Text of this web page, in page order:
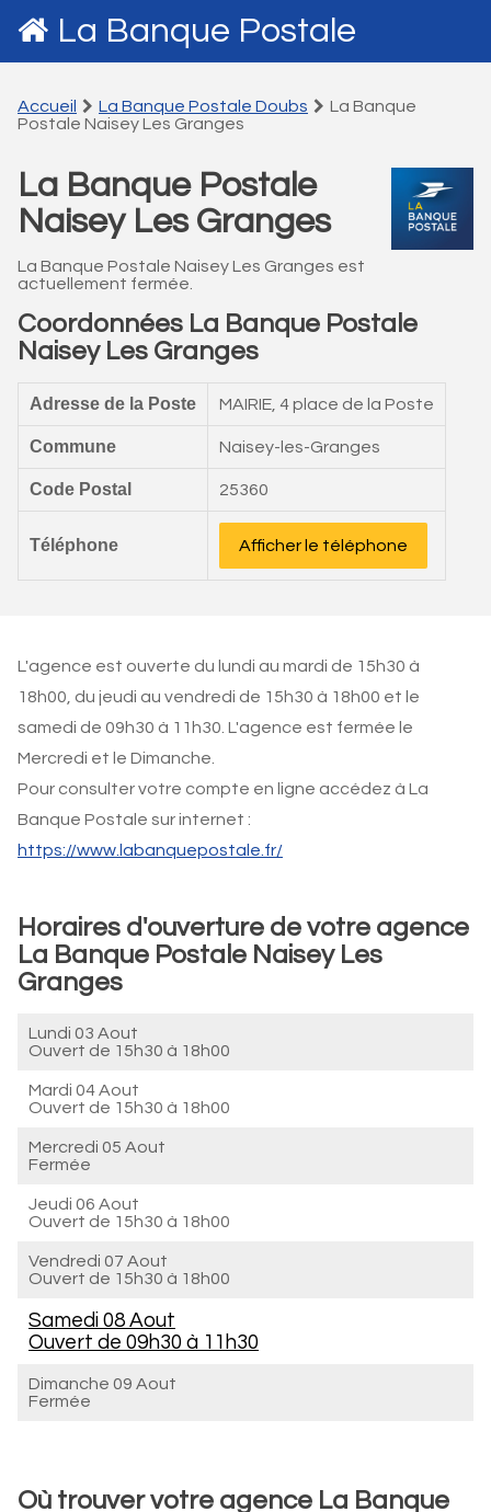
La Banque Postale
Accueil La Banque Postale Doubs
La Banque
Postale Naisey Les Granges
La Banque Postale
Naisey Les Granges
La Banque Postale Naisey Les Granges est
actuellement fermée.
Coordonnées La Banque Postale
Naisey Les Granges
Adresse de la Poste MAIRIE, 4 place de la Poste
Commune Naisey-les-Granges
Code Postal 25360
Téléphone Afficher le téléphone
L'agence est ouverte du lundi au mardi de 15h30 à
18h00, du jeudi au vendredi de 15h30 à 18h00 et le
samedi de 09h30 à 11h30. L'agence est fermée le
Mercredi et le Dimanche.
Pour consulter votre compte en ligne accédez à La
Banque Postale sur internet :
https://www.labanquepostale.fr/
Horaires d'ouverture de votre agence
La Banque Postale Naisey Les
Granges
Lundi 03 Aout
Ouvert de 15h30 à 18h00
Mardi 04 Aout
Ouvert de 15h30 à 18h00
Mercredi 05 Aout
Fermée
Jeudi 06 Aout
Ouvert de 15h30 à 18h00
Vendredi 07 Aout
Ouvert de 15h30 à 18h00
Samedi 08 Aout
Ouvert de 09h30 à 11h30
Dimanche 09 Aout
Fermée
Où trouver votre agence La Banque